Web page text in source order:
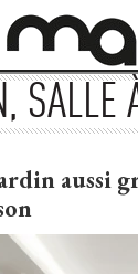
SALLE
aussi